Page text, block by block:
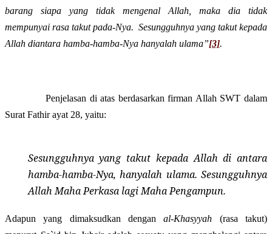
barang siapa yang tidak mengenal Allah, maka dia tidak
mempunyai rasa takut pada-Nya. Sesungguhnya yang takut kepada
Allah diantara hamba-hamba-Nya hanyalah ulama”[3].
Penjelasan di atas berdasarkan firman Allah SWT dalam
Surat Fathir ayat 28, yaitu:
Sesungguhnya yang takut kepada Allah di antara
hamba-hamba-Nya, hanyalah ulama. Sesungguhnya
Allah Maha Perkasa lagi Maha Pengampun.
Adapun yang dimaksudkan denganal-Khasyyah (rasa takut)